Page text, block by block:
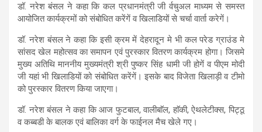
डॉ. नरेश बंसल ने कहा कि कल प्रधानमंत्री जी र्वचुअल माध्यम से समस्त
आयोजित कार्यक्रमों को संबोधित करेंगें व खिलाडियों से चर्चा वार्ता करेगें।
डॉ. नरेश बंसल ने कहा कि इसी क्रम में देहरादून मे भी कल परेड ग्राउंड मे
सांसद खेल महोत्सव का समापन एवं पुरस्कार वितरण कार्यक्रम होगा। जिसमे
मुख्य अतिथि माननीय मुख्यमंत्री श्री पुष्कर सिंह धामी जी होगें व पीएम मोदी
जी यहां भी खिलाडियों को संबोधित करेंगें। इसके बाद विजेता खिलाड़ी व टीमो
को पुरस्कार वितरण किया जाएगा।
डॉ. नरेश बंसल ने कहा कि आज फुटबाल, वालीबाॅल, हाॅकी, ऐथलेटीक्स, पिट्ठू
व कब्बडी के बालक एवं बालिका वर्ग के फाईनल मैच खेले गए।